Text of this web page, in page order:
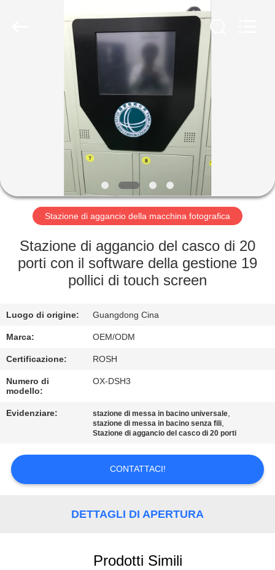
PRODOTTI
SPETTACOLO
VR
SU
VISITA
ALLA
FABBRICA
CONTROLLO
DELLA
CONTATTACI
Stazione di aggancio della macchina fotografica
Stazione di aggancio del casco di 20
porti con il software della gestione 19
pollici di touch screen
Luogo di origine: Guangdong Cina
Marca: OEM/ODM
Certificazione: ROSH
Numero di
modello:
OX-DSH3
Evidenziare: stazione di messa in bacino universale,
stazione di messa in bacino senza fili,
Stazione di aggancio del casco di 20 porti
CONTATTACI!
DETTAGLI DI APERTURA
Prodotti Simili